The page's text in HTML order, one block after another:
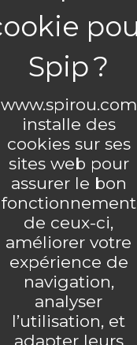
www.spirou.com
installe des
cookies sur ses
sites web pour
assurer le bon
fonctionnement
de ceux-ci,
améliorer votre
expérience de
navigation,
analyser
l’utilisation, et
adapter leurs